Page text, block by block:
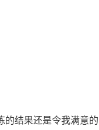
的结果还是令我满意的